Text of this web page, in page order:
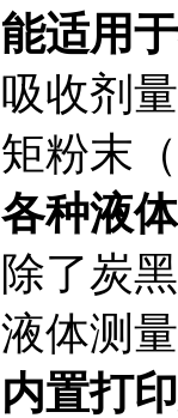
能适用于
吸收剂
矩粉末
各种液
除了炭
液体测
内置打